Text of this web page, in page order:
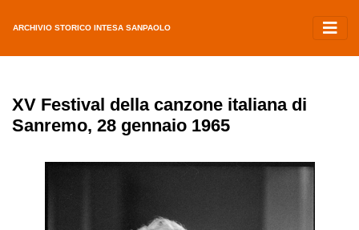
ARCHIVIO STORICO INTESA SANPAOLO
XV Festival della canzone italiana di
Sanremo, 28 gennaio 1965